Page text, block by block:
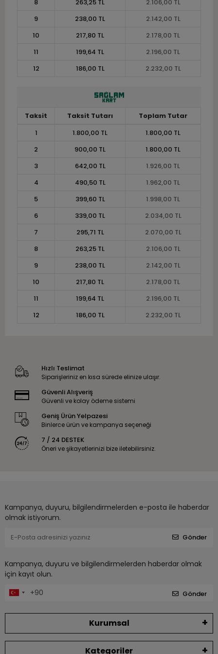
8
263,25 TL
2.106,00 TL
9
238,00 TL
2.142,00 TL
10
217,80 TL
2.178,00 TL
11
199,64 TL
2.196,00 TL
12
186,00 TL 2.232,00 TL
Taksit Taksit Tutarı
Toplam Tutar
1
1.800,00 TL
1.800,00 TL
2
900,00 TL
1.800,00 TL
3
642,00 TL
1.926,00 TL
4
490,50 TL
1.962,00 TL
5
399,60 TL
1.998,00 TL
6
339,00 TL
2.034,00 TL
7
295,71 TL
2.070,00 TL
8
263,25 TL
2.106,00 TL
9
238,00 TL
2.142,00 TL
10
217,80 TL
2.178,00 TL
11
199,64 TL
2.196,00 TL
12
186,00 TL 2.232,00 TL
Hızlı Teslimat
Siparişleriniz en kısa sürede elinize ulaşır.
Güvenli Alışveriş
Güvenli ve kolay ödeme sistemi
Geniş Ürün Yelpazesi
Binlerce ürün ve kampanya seçeneği
7 / 24 DESTEK
Öneri ve şikayetlerinizi bize iletebilirsiniz.
Kampanya, duyuru, bilgilendirmelerden e-posta ile haberdar
olmak istiyorum.
Gönder
Kampanya, duyuru ve bilgilendirmelerden haberdar olmak
için kayıt olun.
Gönder
Kurumsal
Kategoriler